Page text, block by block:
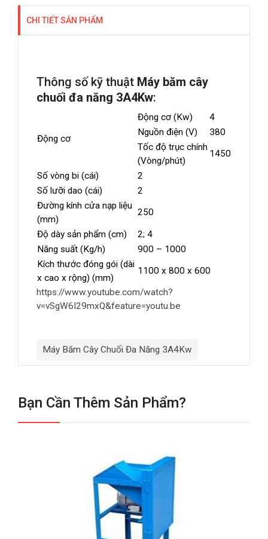
CHI TIẾT SẢN PHẨM
Thông số kỹ thuật Máy băm cây
chuối đa năng 3A4Kw:
Động cơ
Động cơ (Kw)
4
Nguồn điện (V)
380
Tốc độ trục chính
(Vòng/phút)
1450
Số vòng bi (cái)
2
Số lưỡi dao (cái)
2
Đường kính cửa nạp liệu
(mm)
250
Độ dày sản phẩm (cm)
2; 4
Năng suất (Kg/h)
900 – 1000
Kích thước đóng gói (dài
x cao x rộng) (mm)
1100 x 800 x 600
https://www.youtube.com/watch?
v=vSgW6I29mxQ&feature=youtu.be
Máy Băm Cây Chuối Đa Năng 3A4Kw
Bạn Cần Thêm Sản Phẩm?